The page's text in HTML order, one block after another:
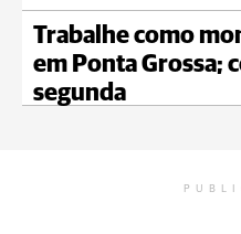
Trabalhe como
em Ponta Grossa;
segunda